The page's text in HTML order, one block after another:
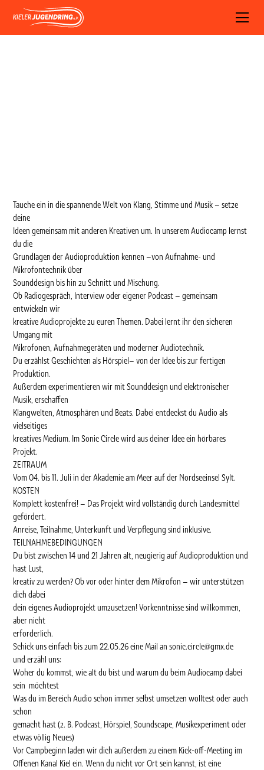
Tauche ein in die spannende Welt von Klang, Stimme und Musik – setze
deine
Ideen gemeinsam mit anderen Kreativen um. In unserem Audiocamp lernst
du die
Grundlagen der Audioproduktion kennen –von Aufnahme- und
Mikrofontechnik über
Sounddesign bis hin zu Schnitt und Mischung.
Ob Radiogespräch, Interview oder eigener Podcast – gemeinsam
entwickeln wir
kreative Audioprojekte zu euren Themen. Dabei lernt ihr den sicheren
Umgang mit
Mikrofonen, Aufnahmegeräten und moderner Audiotechnik.
Du erzählst Geschichten als Hörspiel– von der Idee bis zur fertigen
Produktion.
Außerdem experimentieren wir mit Sounddesign und elektronischer
Musik, erschaffen
Klangwelten, Atmosphären und Beats. Dabei entdeckst du Audio als
vielseitiges
kreatives Medium. Im Sonic Circle wird aus deiner Idee ein hörbares
Projekt.
ZEITRAUM
Vom 04. bis 11. Juli in der Akademie am Meer auf der Nordseeinsel Sylt.
KOSTEN
Komplett kostenfrei! – Das Projekt wird vollständig durch Landesmittel
gefördert.
Anreise, Teilnahme, Unterkunft und Verpflegung sind inklusive.
TEILNAHMEBEDINGUNGEN
Du bist zwischen 14 und 21 Jahren alt, neugierig auf Audioproduktion und
hast Lust,
kreativ zu werden? Ob vor oder hinter dem Mikrofon – wir unterstützen
dich dabei
dein eigenes Audioprojekt umzusetzen! Vorkenntnisse sind willkommen,
aber nicht
erforderlich.
Schick uns einfach bis zum 22.05.26 eine Mail an sonic.circle@gmx.de
und erzähl uns:
Woher du kommst, wie alt du bist und warum du beim Audiocamp dabei
sein möchtest
Was du im Bereich Audio schon immer selbst umsetzen wolltest oder auch
schon
gemacht hast (z. B. Podcast, Hörspiel, Soundscape, Musikexperiment oder
etwas völlig Neues)
Vor Campbeginn laden wir dich außerdem zu einem Kick-off-Meeting im
Offenen Kanal Kiel ein. Wenn du nicht vor Ort sein kannst, ist eine